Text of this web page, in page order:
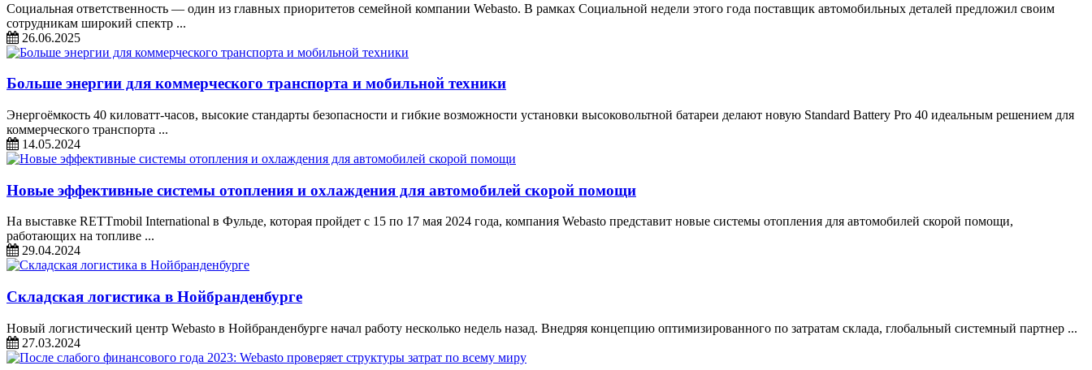
Социальная ответственность — один из главных приоритетов семейной компании Webasto. В рамках Социальной недели этого года поставщик автомобильных деталей предложил своим
сотрудникам широкий спектр ...
26.06.2025
Больше энергии для коммерческого транспорта и мобильной техники
Энергоёмкость 40 киловатт-часов, высокие стандарты безопасности и гибкие возможности установки высоковольтной батареи делают новую Standard Battery Pro 40 идеальным решением для
коммерческого транспорта ...
14.05.2024
Новые эффективные системы отопления и охлаждения для автомобилей скорой помощи
На выставке RETTmobil International в Фульде, которая пройдет с 15 по 17 мая 2024 года, компания Webasto представит новые системы отопления для автомобилей скорой помощи,
работающих на топливе ...
29.04.2024
Складская логистика в Нойбранденбурге
Новый логистический центр Webasto в Нойбранденбурге начал работу несколько недель назад. Внедряя концепцию оптимизированного по затратам склада, глобальный системный партнер ...
27.03.2024